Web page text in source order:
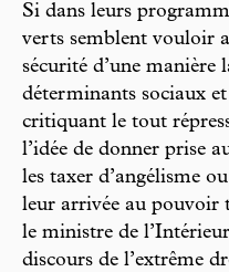
Si dans leurs
verts semblent vouloir
sécurité d’une manière
déterminants sociaux
critiquant le tout
l’idée de donner prise
les taxer d’angélisme
leur arrivée au pouvoir
le ministre de
discours de l’extrême